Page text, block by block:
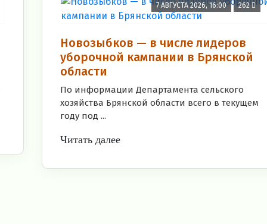
7 АВГУСТА 2026, 16:00 262
Новозыбков — в числе лидеров
уборочной кампании в Брянской
области
По информации Департамента сельского
хозяйства Брянской области всего в текущем
году под ...
Читать далее